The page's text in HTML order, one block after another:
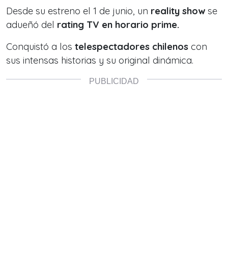
Desde su estreno el 1 de junio, un reality show se
adueñó del rating TV en horario prime.
Conquistó a los telespectadores chilenos con
sus intensas historias y su original dinámica.